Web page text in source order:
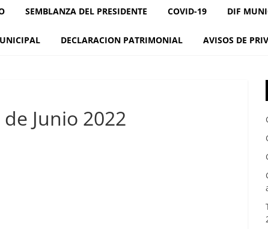
SEMBLANZA DEL PRESIDENTE COVID-19 DIF
DECLARACION PATRIMONIAL AVISOS DE
Junio 2022